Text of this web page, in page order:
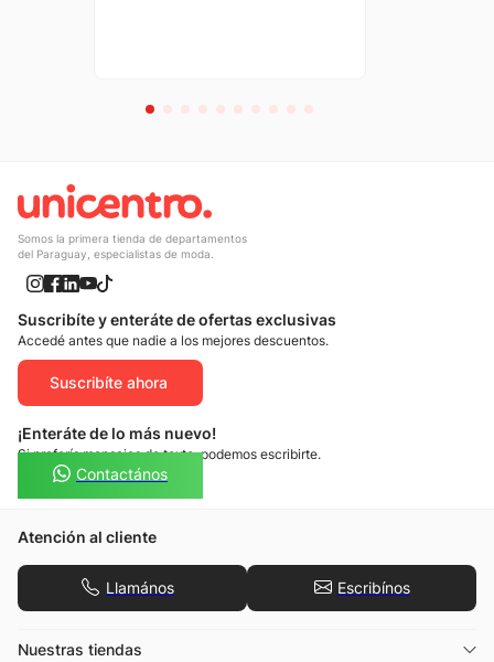
Somos la primera tienda de departamentos
del Paraguay, especialistas de moda.
Suscribíte y enteráte de ofertas exclusivas
Accedé antes que nadie a los mejores descuentos.
Suscribíte ahora
¡Enteráte de lo más nuevo!
Si preferís mensajes de texto, podemos escribirte.
Contactános
Atención al cliente
Llamános Escribínos
Nuestras tiendas